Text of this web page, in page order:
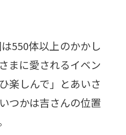
550体以上のかかし
まに愛されるイベン
楽しんで」とあいさ
つかは吉さんの位置